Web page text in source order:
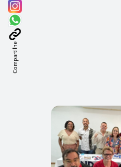
Compartilhe